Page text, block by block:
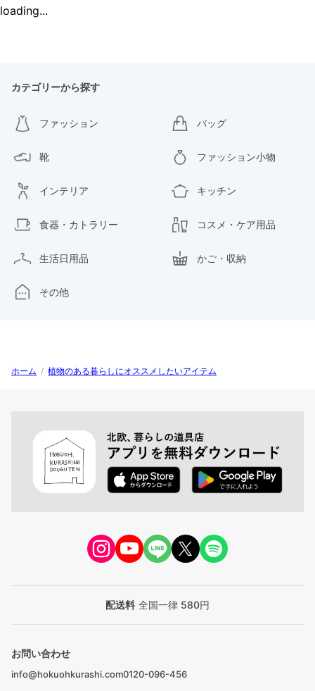
loading...
カテゴリーから探す
ファッション バッグ
靴 ファッション小物
インテリア キッチン
食器・カトラリー コスメ・ケア用品
生活日用品 かご・収納
その他
ホーム / 植物のある暮らしにオススメしたいアイテム
配送料 全国一律 580円
お問い合わせ
info@hokuohkurashi.com0120-096-456